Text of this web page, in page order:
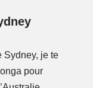
Sydney, je te
pour